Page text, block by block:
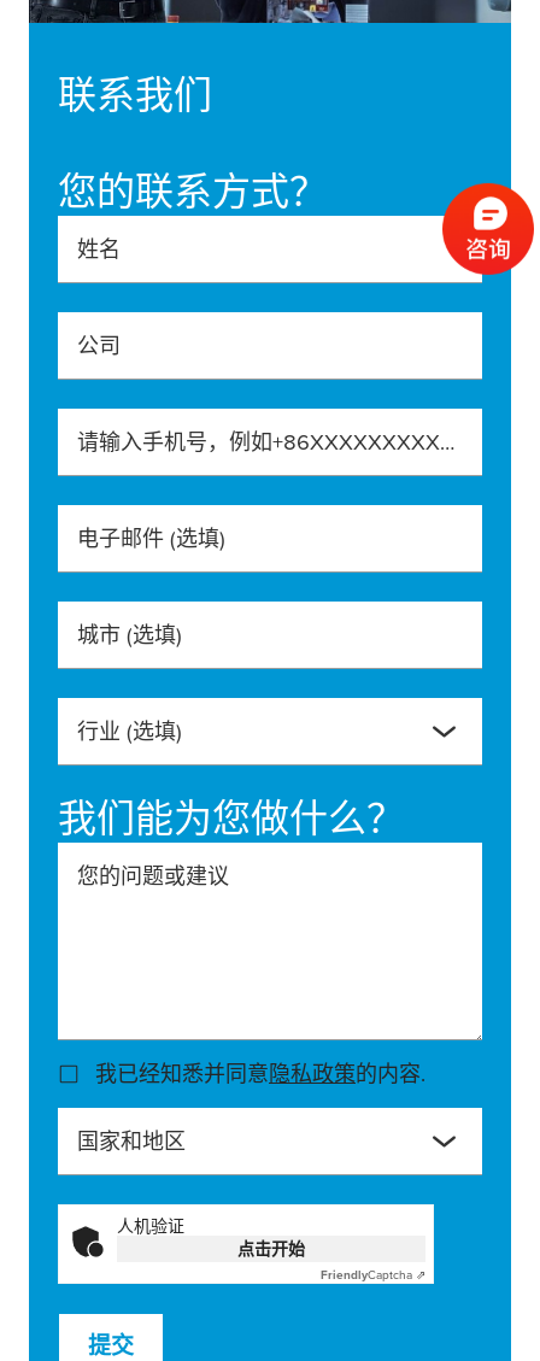
联系我们
您的联系方式？
姓名
公司
请输入手机号，例如+86XXXXXXXXXXX
电子邮件 (选填)
城市 (选填)
行业 (选填)
我们能为您做什么？
您的问题或建议
我已经知悉并同意隐私政策的内容.
国家和地区
人机验证
点击开始
FriendlyCaptcha ⇗
提交